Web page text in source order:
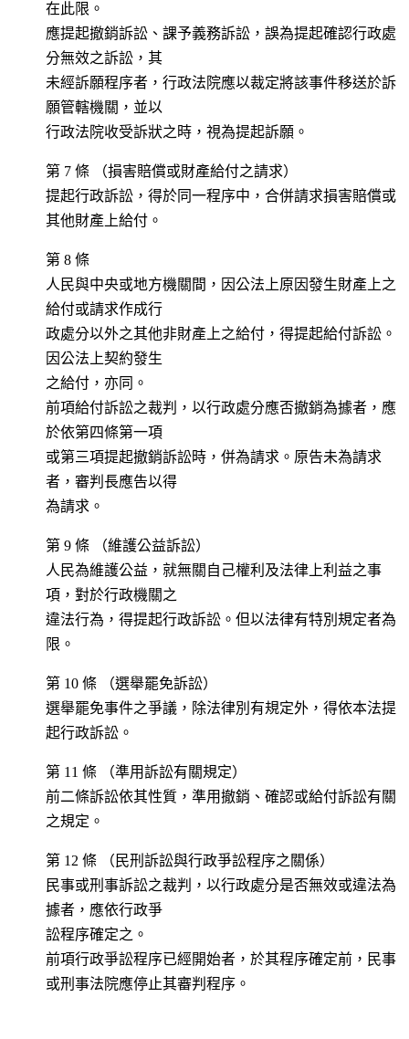
在此限。
應提起撤銷訴訟、課予義務訴訟，誤為提起確認行政處
分無效之訴訟，其
未經訴願程序者，行政法院應以裁定將該事件移送於訴
願管轄機關，並以
行政法院收受訴狀之時，視為提起訴願。
第 7 條 （損害賠償或財產給付之請求）
提起行政訴訟，得於同一程序中，合併請求損害賠償或
其他財產上給付。
第 8 條
人民與中央或地方機關間，因公法上原因發生財產上之
給付或請求作成行
政處分以外之其他非財產上之給付，得提起給付訴訟。
因公法上契約發生
之給付，亦同。
前項給付訴訟之裁判，以行政處分應否撤銷為據者，應
於依第四條第一項
或第三項提起撤銷訴訟時，併為請求。原告未為請求
者，審判長應告以得
為請求。
第 9 條 （維護公益訴訟）
人民為維護公益，就無關自己權利及法律上利益之事
項，對於行政機關之
違法行為，得提起行政訴訟。但以法律有特別規定者為
限。
第 10 條 （選舉罷免訴訟）
選舉罷免事件之爭議，除法律別有規定外，得依本法提
起行政訴訟。
第 11 條 （準用訴訟有關規定）
前二條訴訟依其性質，準用撤銷、確認或給付訴訟有關
之規定。
第 12 條 （民刑訴訟與行政爭訟程序之關係）
民事或刑事訴訟之裁判，以行政處分是否無效或違法為
據者，應依行政爭
訟程序確定之。
前項行政爭訟程序已經開始者，於其程序確定前，民事
或刑事法院應停止其審判程序。